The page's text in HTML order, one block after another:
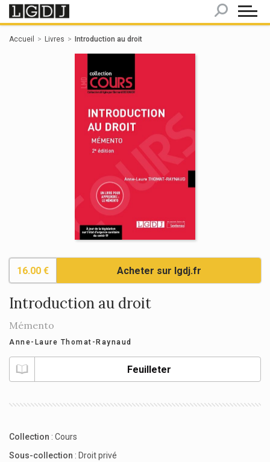
Accueil Livres Introduction au droit
16.00 € Acheter sur lgdj.fr
Introduction au droit
Mémento
Anne-Laure Thomat-Raynaud
Feuilleter
Collection : Cours
Sous-collection : Droit privé
Panneau de gestion des cookies